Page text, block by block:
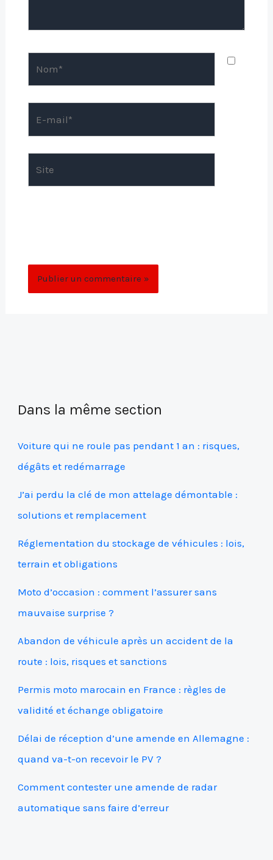
Dans la même section
Voiture qui ne roule pas pendant 1 an : risques,
dégâts et redémarrage
J’ai perdu la clé de mon attelage démontable :
solutions et remplacement
Réglementation du stockage de véhicules : lois,
terrain et obligations
Moto d’occasion : comment l’assurer sans
mauvaise surprise ?
Abandon de véhicule après un accident de la
route : lois, risques et sanctions
Permis moto marocain en France : règles de
validité et échange obligatoire
Délai de réception d’une amende en Allemagne :
quand va-t-on recevoir le PV ?
Comment contester une amende de radar
automatique sans faire d’erreur